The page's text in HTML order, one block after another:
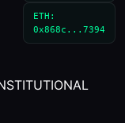
ETH:
0x868c...7394